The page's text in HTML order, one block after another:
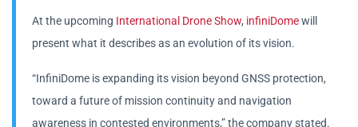
At the upcoming International Drone Show, infiniDomewill
present what it describes as an evolution of its vision.
“InfiniDome is expanding its vision beyond GNSS protection,
toward a future of mission continuity and navigation
awareness in contested environments,” the company stated.